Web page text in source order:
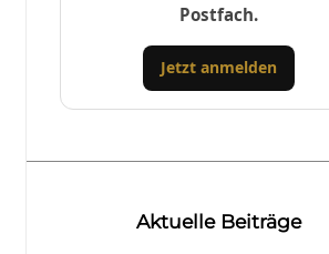
Postfach.
Jetzt anmelden
Aktuelle Beiträge